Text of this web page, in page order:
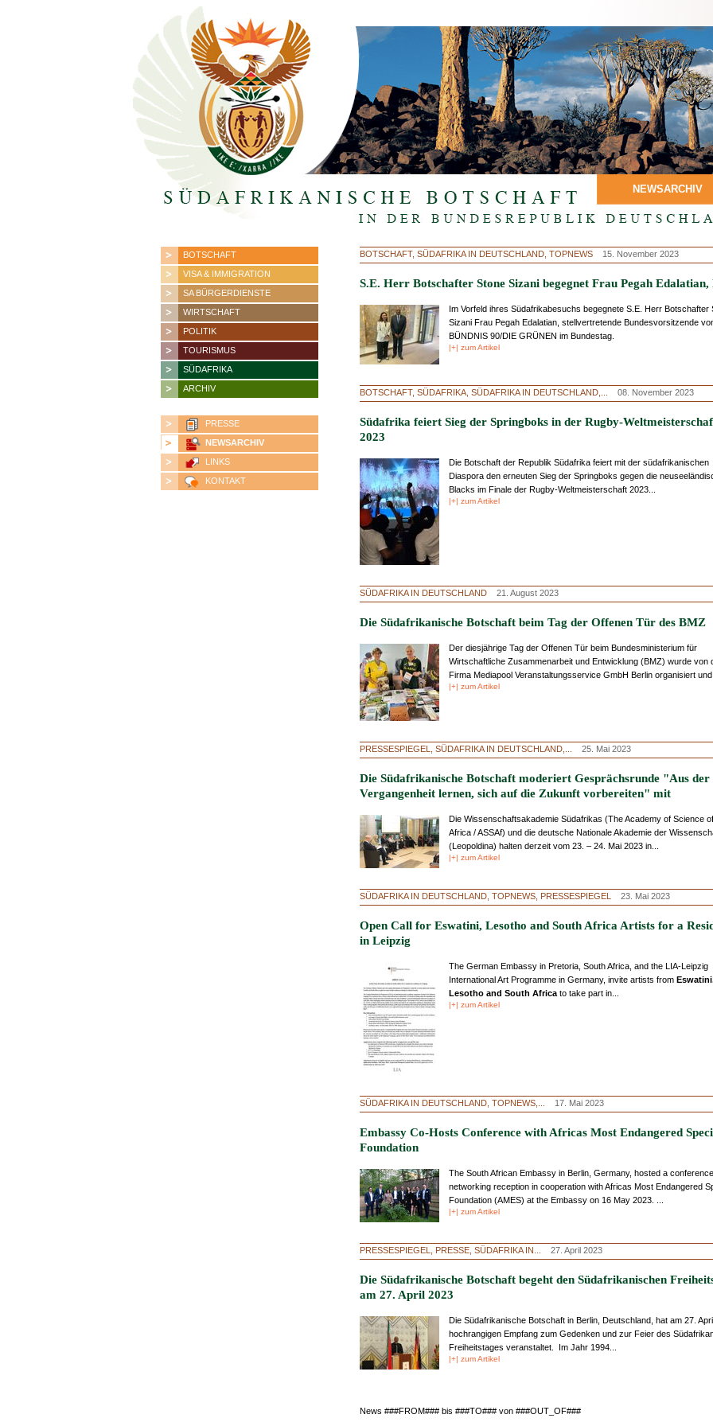
NEWSARCHIV
BOTSCHAFT
VISA & IMMIGRATION
SA BÜRGERDIENSTE
WIRTSCHAFT
POLITIK
TOURISMUS
SÜDAFRIKA
ARCHIV
PRESSE
NEWSARCHIV
LINKS
KONTAKT
BOTSCHAFT, SÜDAFRIKA IN DEUTSCHLAND, TOPNEWS 15. November 2023
S.E. Herr Botschafter Stone Sizani begegnet Frau Pegah Edalatian,
Im Vorfeld ihres Südafrikabesuchs begegnete S.E. Herr Botschafter
Sizani Frau Pegah Edalatian, stellvertretende Bundesvorsitzende
BÜNDNIS 90/DIE GRÜNEN im Bundestag.
|+| zum Artikel
BOTSCHAFT, SÜDAFRIKA, SÜDAFRIKA IN DEUTSCHLAND,... 08. November 2023
Südafrika feiert Sieg der Springboks in der Rugby-
2023
Die Botschaft der Republik Südafrika feiert mit der südafrikanischen
Diaspora den erneuten Sieg der Springboks gegen die
Blacks im Finale der Rugby-Weltmeisterschaft 2023...
|+| zum Artikel
SÜDAFRIKA IN DEUTSCHLAND 21. August 2023
Die Südafrikanische Botschaft beim Tag der Offenen Tür des BMZ
Der diesjährige Tag der Offenen Tür beim Bundesministerium für
Wirtschaftliche Zusammenarbeit und Entwicklung (BMZ) wurde von
Firma Mediapool Veranstaltungsservice GmbH Berlin organisiert
|+| zum Artikel
PRESSESPIEGEL, SÜDAFRIKA IN DEUTSCHLAND,... 25. Mai 2023
Die Südafrikanische Botschaft moderiert Gesprächsrunde "Aus der
Vergangenheit lernen, sich auf die Zukunft vorbereiten" mit
Die Wissenschaftsakademie Südafrikas (The Academy of Science
Africa / ASSAf) und die deutsche Nationale Akademie der
(Leopoldina) halten derzeit vom 23. – 24. Mai 2023 in...
|+| zum Artikel
SÜDAFRIKA IN DEUTSCHLAND, TOPNEWS, PRESSESPIEGEL 23. Mai 2023
Open Call for Eswatini, Lesotho and South Africa Artists for a
in Leipzig
The German Embassy in Pretoria, South Africa, and the LIA-Leipzig
International Art Programme in Germany, invite artists from
Lesotho and South Africa to take part in...
|+| zum Artikel
SÜDAFRIKA IN DEUTSCHLAND, TOPNEWS,... 17. Mai 2023
Embassy Co-Hosts Conference with Africas Most Endangered
Foundation
The South African Embassy in Berlin, Germany, hosted a
networking reception in cooperation with Africas Most Endangered
Foundation (AMES) at the Embassy on 16 May 2023. ...
|+| zum Artikel
PRESSESPIEGEL, PRESSE, SÜDAFRIKA IN... 27. April 2023
Die Südafrikanische Botschaft begeht den Südafrikanischen
am 27. April 2023
Die Südafrikanische Botschaft in Berlin, Deutschland, hat am 27.
hochrangigen Empfang zum Gedenken und zur Feier des
Freiheitstages veranstaltet. Im Jahr 1994...
|+| zum Artikel
News ###FROM### bis ###TO### von ###OUT_OF###